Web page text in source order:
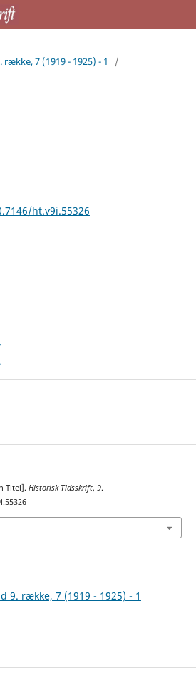
7 (1919 - 1925) - 1
/
ht.v9i.55326
Titel]. Historisk Tidsskrift, 9.
9. række, 7 (1919 - 1925) - 1